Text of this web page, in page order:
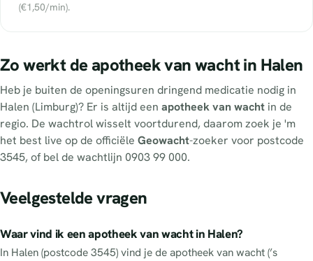
(€1,50/min).
Zo werkt de apotheek van wacht in Halen
Heb je buiten de openingsuren dringend medicatie nodig in
Halen (Limburg)? Er is altijd een apotheek van wacht in de
regio. De wachtrol wisselt voortdurend, daarom zoek je 'm
het best live op de officiële Geowacht-zoeker voor postcode
3545, of bel de wachtlijn 0903 99 000.
Veelgestelde vragen
Waar vind ik een apotheek van wacht in Halen?
In Halen (postcode 3545) vind je de apotheek van wacht (’s